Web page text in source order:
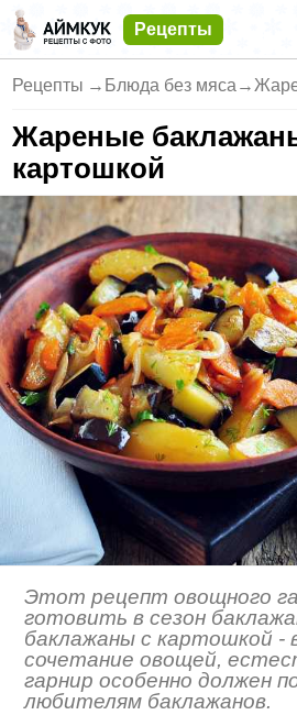
Рецепты
Рецепты → Блюда без мяса →
Жареные
картошкой
Этот рецепт овощного
готовить в сезон
баклажаны с картошкой -
сочетание овощей,
гарнир особенно должен
любителям баклажанов.